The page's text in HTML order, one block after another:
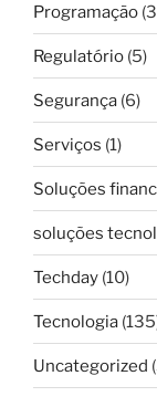
Programação
Regulatório (5)
Segurança (6)
Serviços (1)
Soluções
soluções
Techday (10)
Tecnologia
Uncategorized